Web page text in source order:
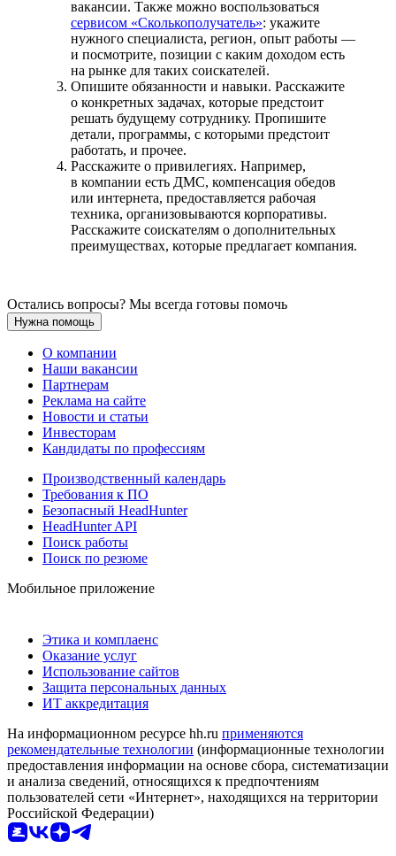
вакансии. Также можно воспользоваться
сервисом «Сколькополучатель»: укажите
нужного специалиста, регион, опыт работы —
и посмотрите, позиции с каким доходом есть
на рынке для таких соискателей.
Опишите обязанности и навыки. Расскажите
о конкретных задачах, которые предстоит
решать будущему сотруднику. Пропишите
детали, программы, с которыми предстоит
работать, и прочее.
Расскажите о привилегиях. Например,
в компании есть ДМС, компенсация обедов
или интернета, предоставляется рабочая
техника, организовываются корпоративы.
Расскажите соискателям о дополнительных
преимуществах, которые предлагает компания.
Остались вопросы? Мы всегда готовы помочь
Нужна помощь
О компании
Наши вакансии
Партнерам
Реклама на сайте
Новости и статьи
Инвесторам
Кандидаты по профессиям
Производственный календарь
Требования к ПО
Безопасный HeadHunter
HeadHunter API
Поиск работы
Поиск по резюме
Мобильное приложение
Этика и комплаенс
Оказание услуг
Использование сайтов
Защита персональных данных
ИТ аккредитация
На информационном ресурсе hh.ru применяются
рекомендательные технологии (информационные технологии
предоставления информации на основе сбора, систематизации
и анализа сведений, относящихся к предпочтениям
пользователей сети «Интернет», находящихся на территории
Российской Федерации)